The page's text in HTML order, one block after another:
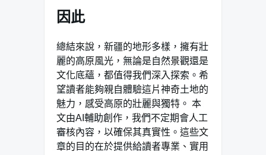
因此
總結來說，新疆的地形多樣，擁有壯
麗的高原風光，無論是自然景觀還是
文化底蘊，都值得我們深入探索。希
望讀者能夠親自體驗這片神奇土地的
魅力，感受高原的壯麗與獨特。 本
文由AI輔助創作，我們不定期會人工
審核內容，以確保其真實性。這些文
章的目的在於提供給讀者專業、實用